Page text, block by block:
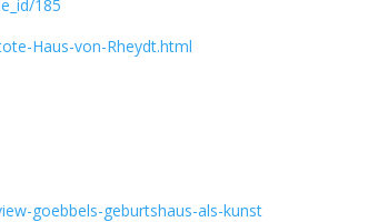
185
Haus-von-Rheydt.html
goebbels-geburtshaus-als-kunst